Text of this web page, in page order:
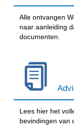
Alle ontvangen
naar aanleiding
documenten.
Lees hier het
bevindingen van